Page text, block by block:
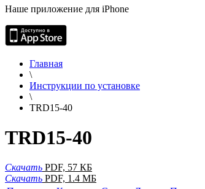
Наше приложение для iPhone
Главная
\
Инструкции по установке
\
TRD15-40
TRD15-40
Скачать PDF, 57 КБ
Скачать PDF, 1.4 МБ